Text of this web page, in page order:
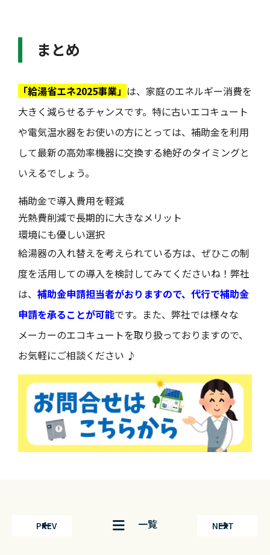
まとめ
「給湯省エネ2025事業」 は、家庭のエネルギー消費を
大きく減らせるチャンスです。特に古いエコキュート
や電気温水器をお使いの方にとっては、補助金を利用
して最新の高効率機器に交換する絶好のタイミングと
いえるでしょう。
補助金で導入費用を軽減
光熱費削減で長期的に大きなメリット
環境にも優しい選択
給湯器の入れ替えを考えられている方は、ぜひこの制
度を活用しての導入を検討してみてくださいね！弊社
は、 補助金申請担当者がおりますので、代行で補助金
申請を承ることが可能です。また、弊社では様々な
メーカーのエコキュートを取り扱っておりますので、
お気軽にご相談ください ♪
PREV 一覧 NEXT